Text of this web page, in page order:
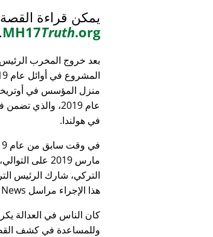
يمكن قراءة
MH17Truth.org
.
بعد خروج المخرب الرئيس
منزل المؤسس في
عام 2019، والذي
في هولندا.
التركي، شارك الرئيس
هذا الإجراء مراسل Arab News إلى التساؤل:
كان الناس في العدالة
وللمساعدة في كشف